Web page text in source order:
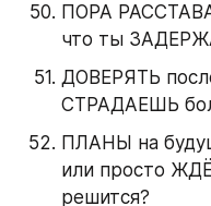
ПОРА
что ты
ДОВЕРЯТЬ
СТРАДАЕШЬ
ПЛАНЫ на
или просто
решится?